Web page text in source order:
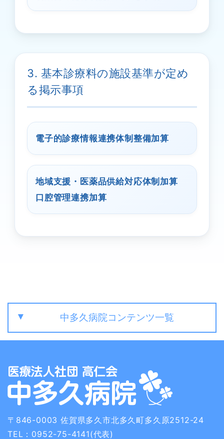
3. 基本診療料の施設基準が定め
る掲示事項
電子的診療情報連携体制整備加算
地域支援・医薬品供給対応体制加算
口腔管理連携加算
中多久病院コンテンツ一覧
〒846-0003 佐賀県多久市北多久町多久原2512-24
TEL：0952-75-4141(代表)